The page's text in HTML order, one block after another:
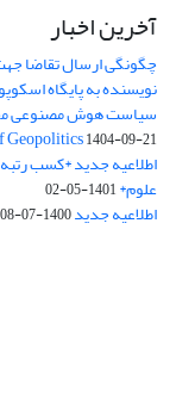
آخرین اخبار
چگونگی ارسال تقاضا
نویسنده به پایگاه
سیاست هوش مصنوعی
Geopolitics1404-09-21
اطلاعیه جدید *کسب
علوم*1401-05-02
اطلاعیه جدید1400-07-08